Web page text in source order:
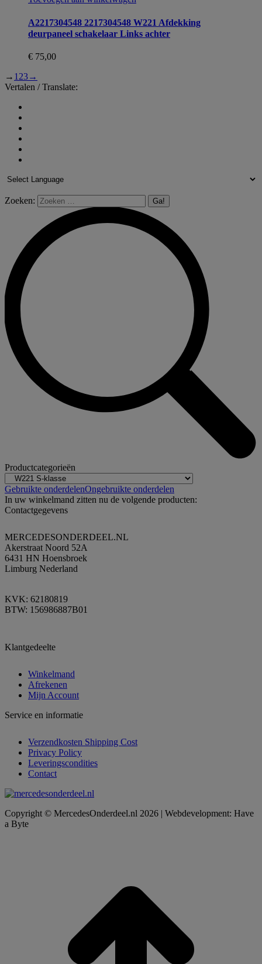
A2217304548 2217304548 W221 Afdekking
deurpaneel schakelaar Links achter
€ 75,00
→ 1 23→
Vertalen / Translate:
Zoeken:
Productcategorieën
Gebruikte onderdelenOngebruikte onderdelen
In uw winkelmand zitten nu de volgende producten:
Contactgegevens
MERCEDESONDERDEEL.NL
Akerstraat Noord 52A
6431 HN Hoensbroek
Limburg Nederland
KVK: 62180819
BTW: 156986887B01
Klantgedeelte
Winkelmand
Afrekenen
Mijn Account
Service en informatie
Verzendkosten Shipping Cost
Privacy Policy
Leveringscondities
Contact
Copyright © MercedesOnderdeel.nl 2026 | Webdevelopment: Have
a Byte